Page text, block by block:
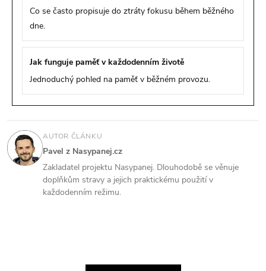
Co se často propisuje do ztráty fokusu během běžného
dne.
Jak funguje paměť v každodenním životě
Jednoduchý pohled na paměť v běžném provozu.
AUTOR ČLÁNKU
Pavel z Nasypanej.cz
Zakladatel projektu Nasypanej. Dlouhodobě se věnuje
doplňkům stravy a jejich praktickému použití v
každodenním režimu.